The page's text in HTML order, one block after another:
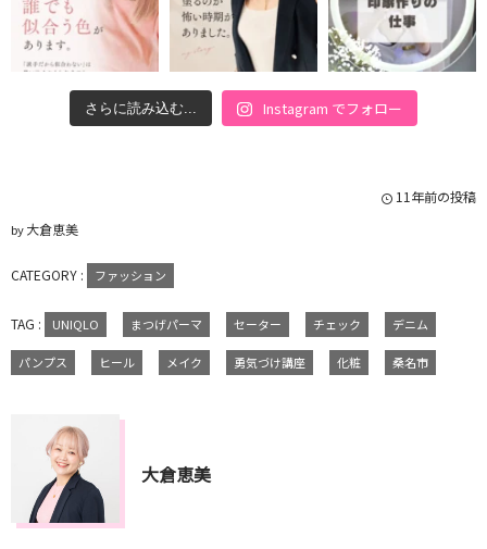
さらに読み込む... Instagram でフォロー
11年前の投稿
by大倉恵美
CATEGORY : ファッション
TAG : UNIQLO まつげパーマ セーター チェック デニム
パンプス ヒール メイク 勇気づけ講座 化粧 桑名市
大倉恵美